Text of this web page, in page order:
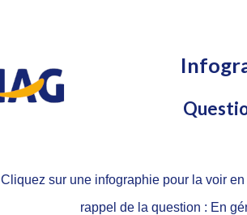
Cliquez sur une infographie pour la voir
rappel de la question : En